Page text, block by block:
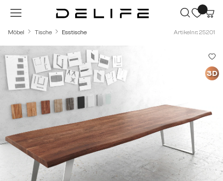
Zum Hauptinhalt springen
Möbel Tische Esstische Artikelnr.: 25201
Bildergalerie überspringen
3D